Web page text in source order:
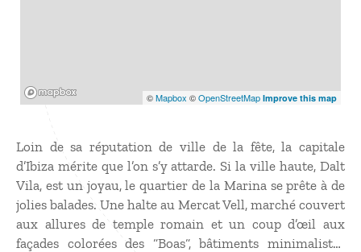
©Mapbox ©OpenStreetMap Improve this map
Loin de sa réputation de ville de la fête, la capitale
d’Ibiza mérite que l’on s’y attarde. Si la ville haute, Dalt
Vila, est un joyau, le quartier de la Marina se prête à de
jolies balades. Une halte au Mercat Vell, marché couvert
aux allures de temple romain et un coup d’œil aux
façades colorées des “Boas“, bâtiments minimalistes